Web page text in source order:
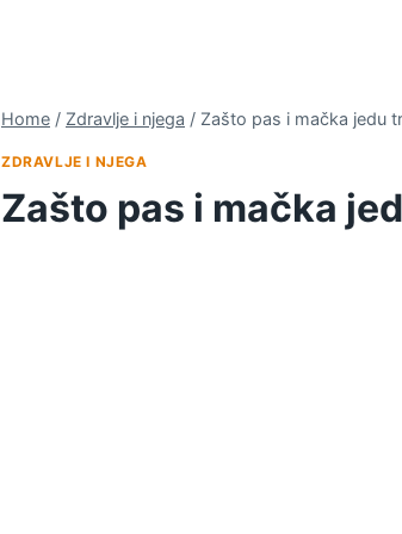
Home / Zdravlje i njega / Zašto pas i mačka jedu
ZDRAVLJE I NJEGA
Zašto pas i mačka